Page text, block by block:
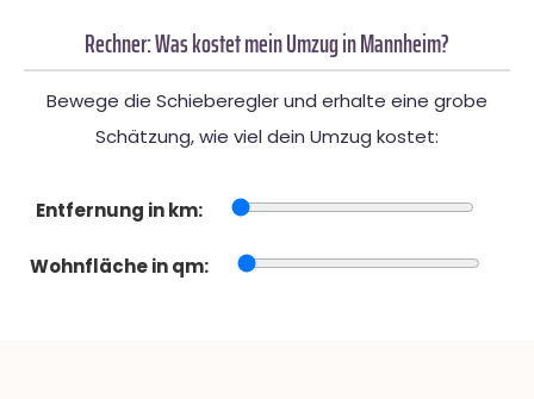
Rechner: Was kostet mein Umzug in Mannheim?
Bewege die Schieberegler und erhalte eine grobe
Schätzung, wie viel dein Umzug kostet:
Entfernung in km:
Wohnfläche in qm: